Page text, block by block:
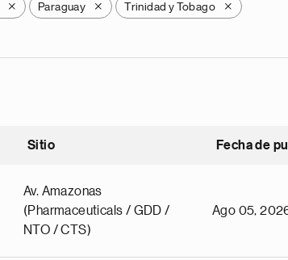
X Paraguay X Trinidad y Tobago X
Sitio Fecha de
Av. Amazonas
(Pharmaceuticals / GDD /
NTO / CTS)
Ago 05,